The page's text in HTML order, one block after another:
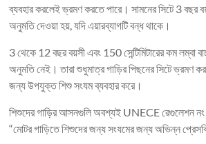
ব্যবহার করলেই ভ্রমণ করতে পারে। সামনের সিটে 3 বছর
অনুমতি দেওয়া হয়, যদি এয়ারব্যাগটি বন্ধ থাকে।
3 থেকে 12 বছর বয়সী এবং 150 সেন্টিমিটারের কম লম্বা
অনুমতি নেই। তারা শুধুমাত্র গাড়ির পিছনের সিটে ভ্রমণ
জন্য উপযুক্ত শিশু সংযম ব্যবহার করে।
শিশুদের গাড়ির আসনগুলি অবশ্যই UNECE রেগুলেশন
“মোটর গাড়িতে শিশুদের জন্য সংযমের জন্য অভিন্ন